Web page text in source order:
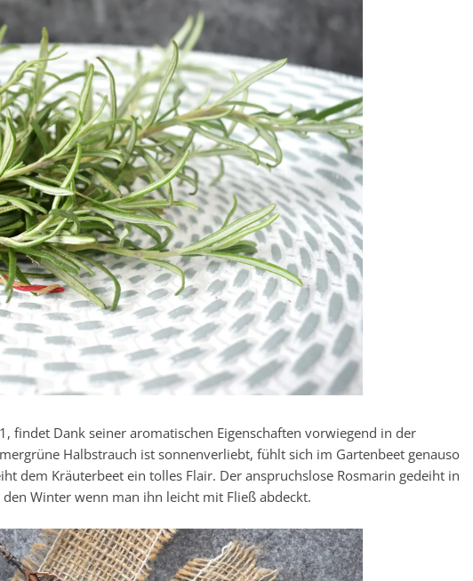
findet Dank seiner aromatischen Eigenschaften vorwiegend in der
Halbstrauch ist sonnenverliebt, fühlt sich im Gartenbeet genauso
dem Kräuterbeet ein tolles Flair. Der anspruchslose Rosmarin gedeiht in
Winter wenn man ihn leicht mit Fließ abdeckt.